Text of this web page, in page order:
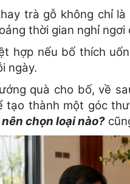
trà gỗ không chỉ
thời gian nghỉ ngơi
hợp nếu bố thích
ngày.
quà cho bố, về
tạo thành một góc
chọn loại nào?